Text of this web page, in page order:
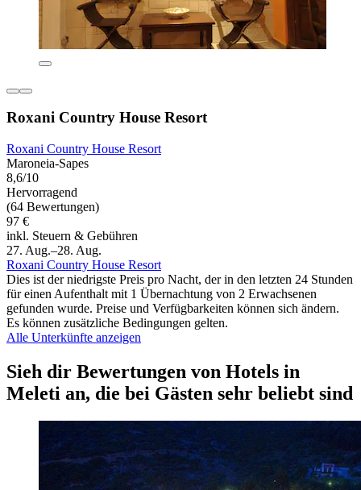
Roxani Country House Resort
Roxani Country House Resort
Maroneia-Sapes
8,6/10
Hervorragend
(64 Bewertungen)
97 €
inkl. Steuern & Gebühren
27. Aug.–28. Aug.
Roxani Country House Resort
Dies ist der niedrigste Preis pro Nacht, der in den letzten 24 Stunden
für einen Aufenthalt mit 1 Übernachtung von 2 Erwachsenen
gefunden wurde. Preise und Verfügbarkeiten können sich ändern.
Es können zusätzliche Bedingungen gelten.
Alle Unterkünfte anzeigen
Sieh dir Bewertungen von Hotels in
Meleti an, die bei Gästen sehr beliebt sind